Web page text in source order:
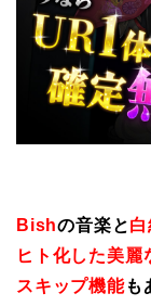
Bishの音楽と白
ヒト化した美麗
スキップ機能も